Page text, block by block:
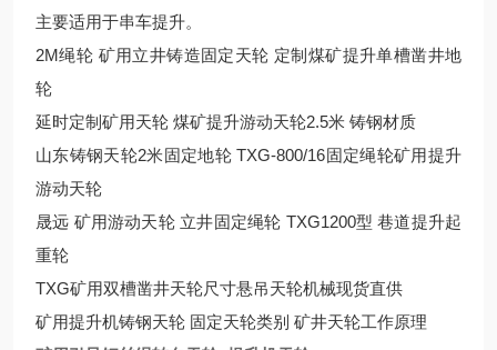
主要适用于串车提升。
2M绳轮 矿用立井铸造固定天轮 定制煤矿提升单槽凿井地
轮
延时定制矿用天轮 煤矿提升游动天轮2.5米 铸钢材质
山东铸钢天轮2米固定地轮 TXG-800/16固定绳轮矿用提升
游动天轮
晟远 矿用游动天轮 立井固定绳轮 TXG1200型 巷道提升起
重轮
TXG矿用双槽凿井天轮尺寸悬吊天轮机械现货直供
矿用提升机铸钢天轮 固定天轮类别 矿井天轮工作原理